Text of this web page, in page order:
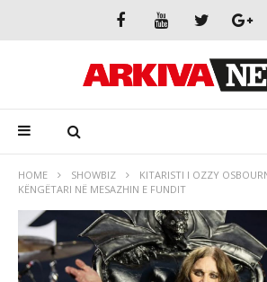
HOME SHOWBIZ
KITARISTI I OZZY
KËNGËTARI NË MESAZHIN E FUNDIT